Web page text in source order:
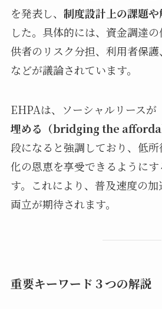
を発表し、 制度設計上の課題
した。具体的には、資金調達
供者のリスク分担、利用者保
などが議論されています。
EHPAは、ソーシャルリースが
埋める（bridging the
段になると強調しており、低
化の恩恵を享受できるように
す。これにより、普及速度の
両立が期待されます。
重要キーワード３つの解説